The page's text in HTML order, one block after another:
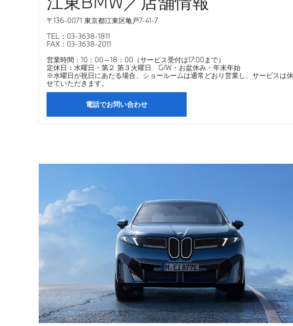
〒136-0071 東京都江東区亀戸7-41-7
TEL：03-3638-1811
FAX：03-3638-2011
営業時間：10：00～18：00（サービス受付は17:00まで）
定休日：水曜日・第２ 第３火曜日 G/W・お盆休み・年末年始
※水曜日が祝日にあたる場合、ショールームは通常どおり営業し、サービスは
せていただきます。
電話でお問い合わせ